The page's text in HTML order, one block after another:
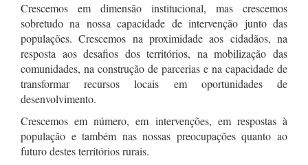
Crescemos em dimensão institucional, mas crescemos
sobretudo na nossa capacidade de intervenção junto das
populações. Crescemos na proximidade aos cidadãos, na
resposta aos desafios dos territórios, na mobilização das
comunidades, na construção de parcerias e na capacidade de
transformar recursos locais em oportunidades de
desenvolvimento.
Crescemos em número, em intervenções, em respostas à
população e também nas nossas preocupações quanto ao
futuro destes territórios rurais.